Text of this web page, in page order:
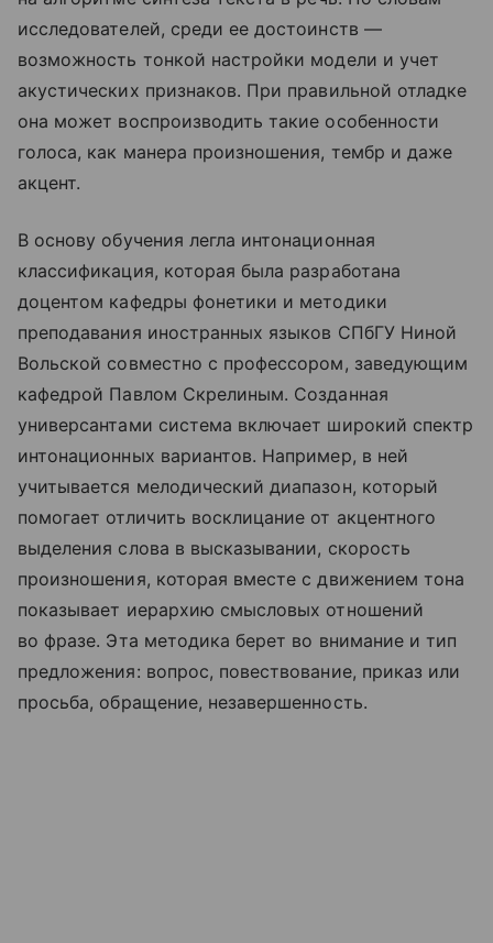
исследователей, среди ее достоинств —
возможность тонкой настройки модели и учет
акустических признаков. При правильной отладке
она может воспроизводить такие особенности
голоса, как манера произношения, тембр и даже
акцент.
В основу обучения легла интонационная
классификация, которая была разработана
доцентом кафедры фонетики и методики
преподавания иностранных языков СПбГУ Ниной
Вольской совместно с профессором, заведующим
кафедрой Павлом Скрелиным. Созданная
универсантами система включает широкий спектр
интонационных вариантов. Например, в ней
учитывается мелодический диапазон, который
помогает отличить восклицание от акцентного
выделения слова в высказывании, скорость
произношения, которая вместе с движением тона
показывает иерархию смысловых отношений
во фразе. Эта методика берет во внимание и тип
предложения: вопрос, повествование, приказ или
просьба, обращение, незавершенность.